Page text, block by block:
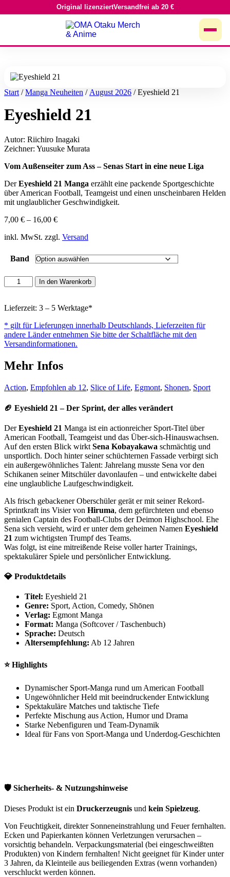
Inhalt
Original lizenziertVersandfrei ab 20 €
Start /Manga Neuheiten / August 2026 / Eyeshield 21
Eyeshield 21
Autor: Riichiro Inagaki
Zeichner: Yuusuke Murata
Vom Außenseiter zum Ass – Senas Start in eine neue Liga
DerEyeshield 21 Manga erzählt eine packende Sportgeschichte
über American Football, Teamgeist und einen unscheinbaren Helden
mit unglaublicher Geschwindigkeit.
7,00 € – 16,00 €
inkl. MwSt. zzgl. Versand
Band
Eyeshield
21
In den Warenkorb
Lieferzeit: 3 – 5 Werktage*
* gilt für Lieferungen innerhalb Deutschlands, Lieferzeiten für
andere Länder entnehmen Sie bitte der Schaltfläche mit den
Versandinformationen.
Mehr Infos
Action, Empfohlen ab 12, Slice of Life, Egmont, Shonen, Sport
🏈 Eyeshield 21 – Der Sprint, der alles verändert
DerEyeshield 21 Manga ist ein actionreicher Sport-Titel über
American Football, Teamgeist und das Über-sich-Hinauswachsen.
Auf den ersten Blick wirkt Sena Kobayakawa schmächtig und
unsportlich. Doch hinter seiner schüchternen Fassade verbirgt sich
ein außergewöhnliches Talent: Jahrelang musste Sena vor den
Schikanen seiner Mitschüler davonlaufen – und entwickelte dabei
eine unglaubliche Laufgeschwindigkeit.
Als frisch gebackener Oberschüler gerät er mit seiner Rekord-
Sprintkraft ins Visier von Hiruma, dem gefürchteten und ebenso
genialen Captain des Football-Clubs der Deimon Highschool. Ehe
Sena sich versieht, wird er unter dem geheimen Namen Eyeshield
21 zum wichtigsten Trumpf des Teams.
Was folgt, ist eine mitreißende Reise voller harter Trainings,
spektakulärer Spiele und persönlicher Entwicklung.
💎 Produktdetails
Titel: Eyeshield 21
Genre: Sport, Action, Comedy, Shōnen
Verlag: Egmont Manga
Format: Manga (Softcover / Taschenbuch)
Sprache: Deutsch
Altersempfehlung: Ab 12 Jahren
⭐Highlights
Dynamischer Sport-Manga rund um American Football
Ungewöhnlicher Held mit beeindruckender Entwicklung
Spektakuläre Matches und taktische Tiefe
Perfekte Mischung aus Action, Humor und Drama
Starke Nebenfiguren und Team-Dynamik
Ideal für Fans von Sport-Manga und Underdog-Geschichten
🛡️ Sicherheits- & Nutzungshinweise
Dieses Produkt ist ein Druckerzeugnis und kein Spielzeug.
Von Feuchtigkeit, direkter Sonneneinstrahlung und Feuer fernhalten.
Ecken und Papierkanten können Verletzungen verursachen –
vorsichtig behandeln. Verpackungsmaterial (bei eingeschweißten
Produkten) von Kindern fernhalten! Nicht geeignet für Kinder unter
3 Jahren, da Kleinteile aus beiliegenden Extras (wenn vorhanden)
verschluckt werden können.